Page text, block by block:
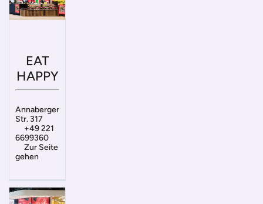
EAT
HAPPY
Annaberger
Str. 317
+49 221
6699360
Zur Seite
gehen